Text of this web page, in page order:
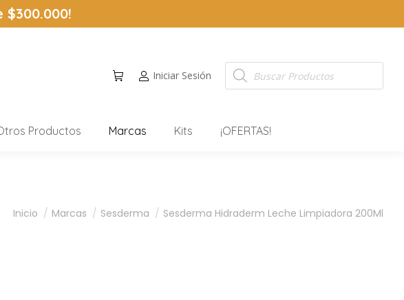
$300.000!
Iniciar Sesión
Productos Marcas Kits ¡OFERTAS!
Estás aquí:
Inicio Marcas Sesderma Sesderma Hidraderm Leche Limpiadora 200Ml